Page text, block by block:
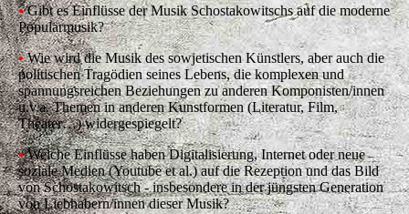
•Gibt es Einflüsse der Musik Schostakowitschs auf die moderne
Populärmusik?
•Wie wird die Musik des sowjetischen Künstlers, aber auch die
politischen Tragödien seines Lebens, die komplexen und
spannungsreichen Beziehungen zu anderen Komponisten/innen
u.v.a. Themen in anderen Kunstformen (Literatur, Film,
Theater…) widergespiegelt?
•Welche Einflüsse haben Digitalisierung, Internet oder neue
soziale Medien (Youtube et al.) auf die Rezeption und das Bild
von Schostakowitsch - insbesondere in der jüngsten Generation
von Liebhabern/innen dieser Musik?